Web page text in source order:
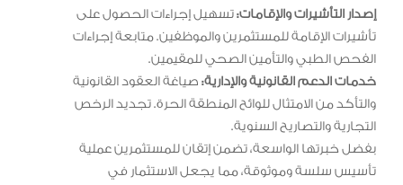
إصدار التأشيرات والإقامات:تسهيل إجراءات الحصول على
تأشيرات الإقامة للمستثمرين والموظفين. متابعة إجراءات
الفحص الطبي والتأمين الصحي للمقيمين.
خدمات الدعم القانونية والإدارية: صياغة العقود القانونية
والتأكد من الامتثال للوائح المنطقة الحرة. تجديد الرخص
التجارية والتصاريح السنوية.
بفضل خبرتها الواسعة، تضمن إتقان للمستثمرين عملية
تأسيس سلسة وموثوقة، مما يجعل الاستثمار في